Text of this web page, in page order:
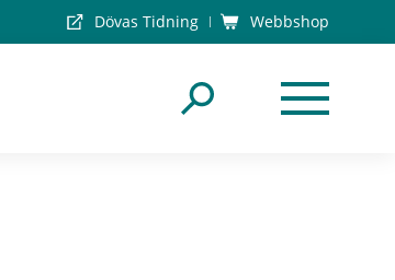
Dövas Tidning Webbshop